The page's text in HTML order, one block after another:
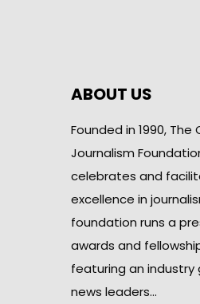
ABOUT US
Founded in 1990, The
Journalism
celebrates and
excellence in
foundation runs a
awards and
featuring an industry
news leaders…